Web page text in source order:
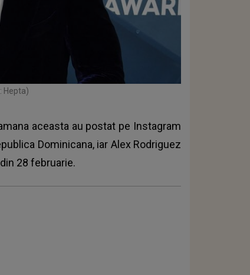
Hepta)
aceasta au postat pe Instagram
Dominicana, iar Alex Rodriguez
28 februarie.